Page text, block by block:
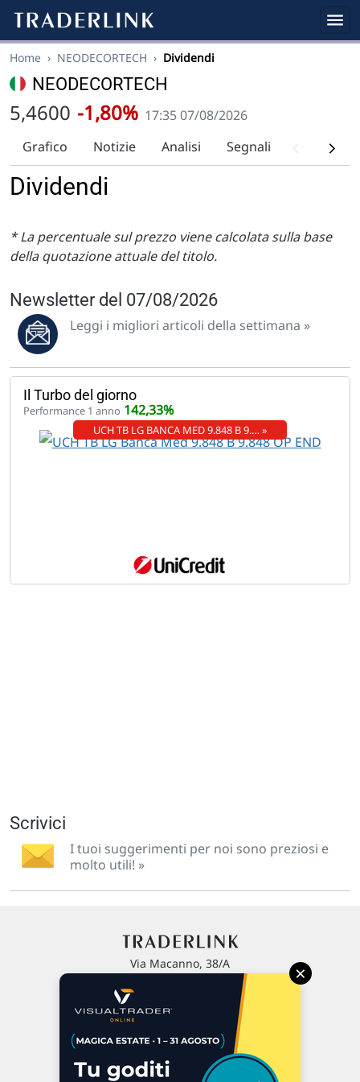
Home › NEODECORTECH › Dividendi
NEODECORTECH
5,4600 -1,80% 17:35 07/08/2026
Grafico
Notizie Analisi Segnali Analisi
Dividendi
* La percentuale sul prezzo viene calcolata sulla base
della quotazione attuale del titolo.
Newsletter del 07/08/2026
Leggi i migliori articoli della settimana »
Il Turbo del giorno
Performance 1 anno 142,33%
UCH TB LG BANCA MED 9.848 B 9.… »
Scrivici
I tuoi suggerimenti per noi sono preziosi e
molto utili! »
Via Macanno, 38/A
P.IVA 02 452 460 401
Chi siamo
Commenti e segnalazioni
×